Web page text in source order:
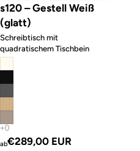
s120 – Gestell Weiß
(glatt)
Schreibtisch mit
quadratischem Tischbein
ab€289,00 EUR